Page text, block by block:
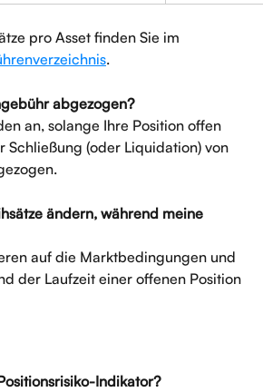
pro Asset finden Sie im
.
abgezogen?
an, solange Ihre Position offen
Schließung (oder Liquidation) von
ändern, während meine
auf die Marktbedingungen und
der Laufzeit einer offenen Position
Indikator?